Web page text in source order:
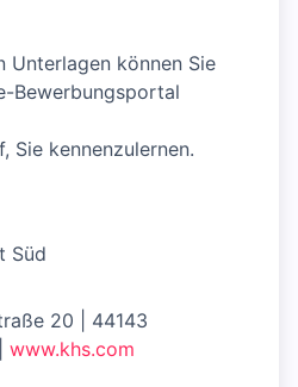
Unterlagen können Sie
Bewerbungsportal
Sie kennenzulernen.
Süd
20 | 44143
www.khs.com